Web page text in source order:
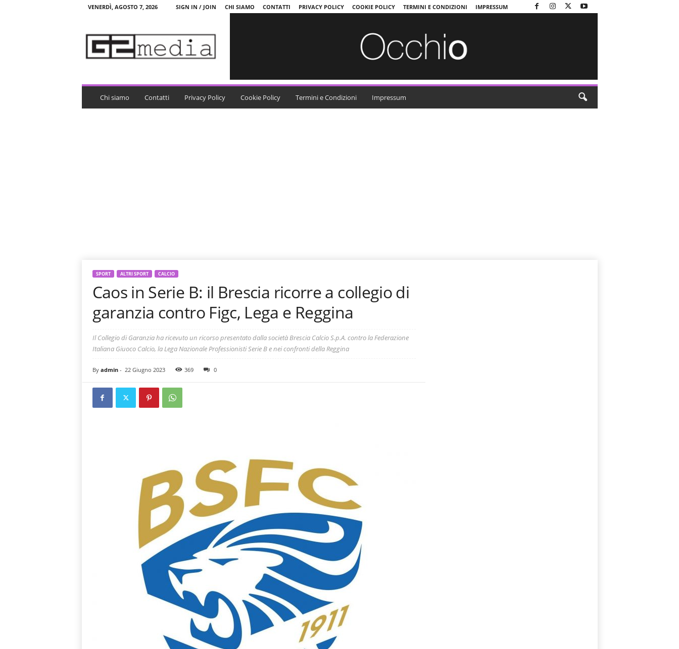
VENERDÌ, AGOSTO 7, 2026 SIGN IN / JOIN CHI SIAMO CONTATTI PRIVACY POLICY COOKIE POLICY TERMINI E CONDIZIONI IMPRESSUM
a
Chi siamo Contatti Privacy Policy Cookie Policy Termini e Condizioni Impressum
SPORT ALTRI SPORT CALCIO
Caos in Serie B: il Brescia ricorre a collegio di
garanzia contro Figc, Lega e Reggina
Il Collegio di Garanzia ha ricevuto un ricorso presentato dalla società Brescia Calcio S.p.A. contro la Federazione
Italiana Giuoco Calcio, la Lega Nazionale Professionisti Serie B e nei confronti della Reggina
By admin- 22 Giugno 2023 369 0